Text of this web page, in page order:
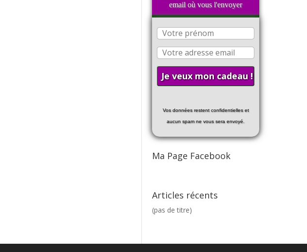
email où vous l'envoyer
Vos données restent confidentielles et
aucun spam ne vous sera envoyé.
Ma Page Facebook
Articles récents
(pas de titre)